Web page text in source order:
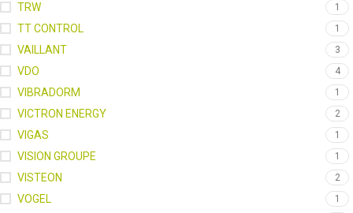
TRW 1
TT CONTROL 1
VAILLANT 3
VDO 4
VIBRADORM 1
VICTRON ENERGY 2
VIGAS 1
VISION GROUPE 1
VISTEON 2
VOGEL 1